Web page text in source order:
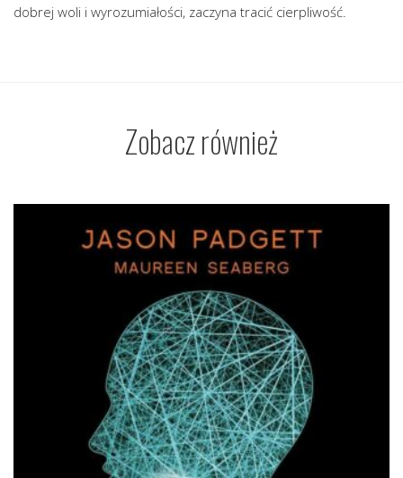
dobrej woli i wyrozumiałości, zaczyna tracić cierpliwość.
Zobacz również